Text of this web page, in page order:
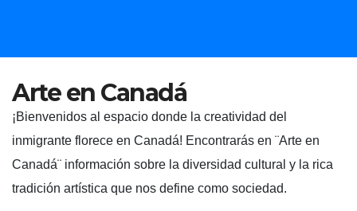
Arte en Canadá
¡Bienvenidos al espacio donde la creatividad del
inmigrante florece en Canadá! Encontrarás en ¨Arte en
Canadá¨ información sobre la diversidad cultural y la rica
tradición artística que nos define como sociedad.